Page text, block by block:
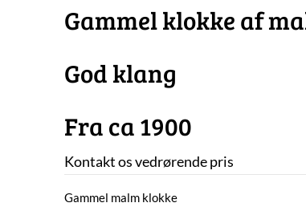
Gammel klokke af
God klang
Fra ca 1900
Kontakt os vedrørende pris
Gammel malm klokke